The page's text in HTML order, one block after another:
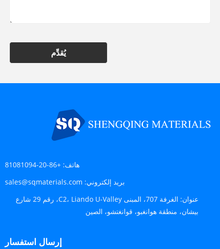
يُقدِّم
هاتف: +86-20-81081094
بريد إلكتروني: sales@sqmaterials.com
عنوان:
الغرفة 707، المبنى C2، Liando U-Valley، رقم 29 شارع
بيشان، منطقة هوانغبو، قوانغتشو، الصين
إرسال استفسار